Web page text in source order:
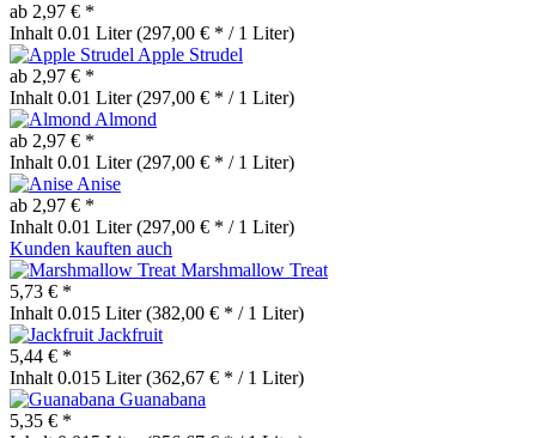
ab 2,97 € *
Inhalt 0.01 Liter(297,00 € * / 1 Liter)
Apple Strudel
ab 2,97 € *
Inhalt 0.01 Liter(297,00 € * / 1 Liter)
Almond
ab 2,97 € *
Inhalt 0.01 Liter(297,00 € * / 1 Liter)
Anise
ab 2,97 € *
Inhalt 0.01 Liter(297,00 € * / 1 Liter)
Kunden kauften auch
Marshmallow Treat
5,73 € *
Inhalt 0.015 Liter(382,00 € * / 1 Liter)
Jackfruit
5,44 € *
Inhalt 0.015 Liter(362,67 € * / 1 Liter)
Guanabana
5,35 € *